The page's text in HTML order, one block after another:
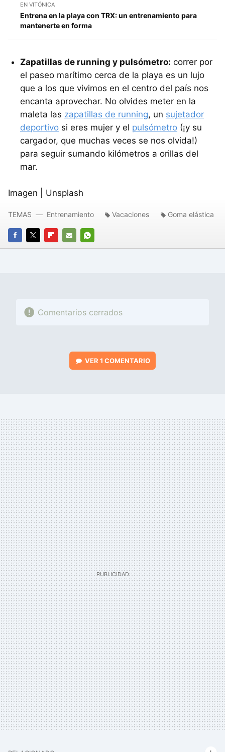
EN VITÓNICA
Entrena en la playa con TRX: un entrenamiento para
mantenerte en forma
Zapatillas de running y pulsómetro: correr por
el paseo marítimo cerca de la playa es un lujo
que a los que vivimos en el centro del país nos
encanta aprovechar. No olvides meter en la
maleta las zapatillas de running, un sujetador
deportivo si eres mujer y el pulsómetro (¡y su
cargador, que muchas veces se nos olvida!)
para seguir sumando kilómetros a orillas del
mar.
Imagen | Unsplash
FACEBOOK
TWITTERFLIPBOARD
E-
WHATSAPP
TEMAS Entrenamiento Vacaciones Goma elástica
Comentarios cerrados
VER 1 COMENTARIO